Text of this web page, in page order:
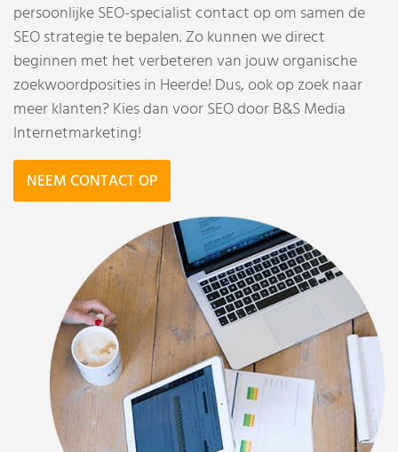
persoonlijke SEO-specialist contact op om samen de
SEO strategie te bepalen. Zo kunnen we direct
beginnen met het verbeteren van jouw organische
zoekwoordposities in Heerde! Dus, ook op zoek naar
meer klanten? Kies dan voor SEO door B&S Media
Internetmarketing!
NEEM CONTACT OP